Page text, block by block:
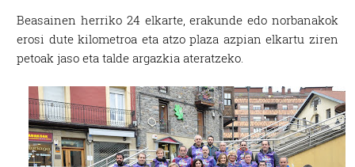
Beasainen herriko 24 elkarte, erakunde edo norbanakok
erosi dute kilometroa eta atzo plaza azpian elkartu ziren
petoak jaso eta talde argazkia ateratzeko.